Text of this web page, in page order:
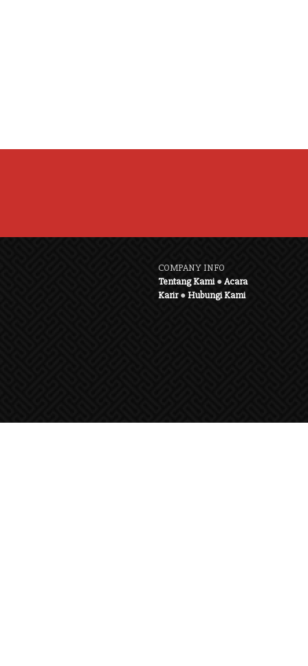
COMPANY INFO
Tentang Kami●Acara
Karir●Hubungi Kami